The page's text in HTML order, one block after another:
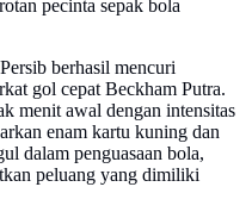
pecinta sepak bola
berhasil mencuri
gol cepat Beckham Putra.
menit awal dengan intensitas
enam kartu kuning dan
dalam penguasaan bola,
peluang yang dimiliki